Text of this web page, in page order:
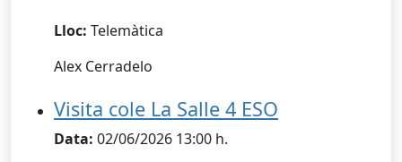
Lloc: Telemàtica
Alex Cerradelo
Visita cole La Salle 4 ESO
Data: 02/06/2026 13:00 h.